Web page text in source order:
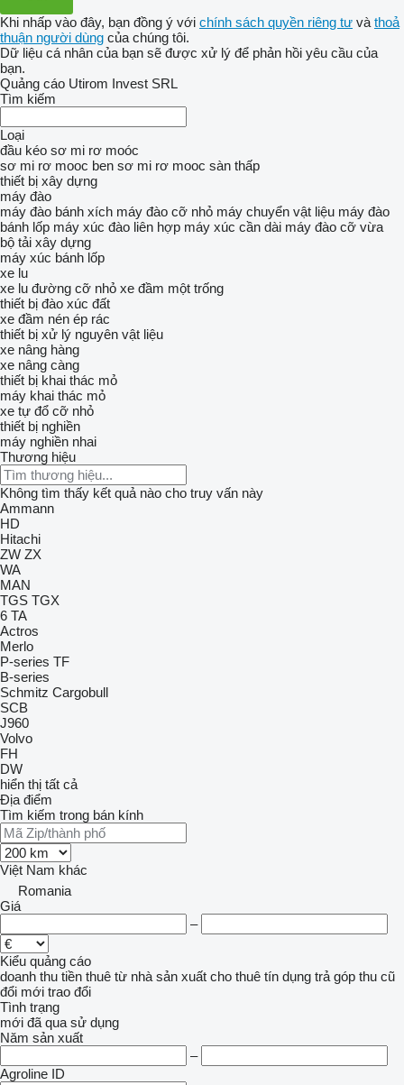
Khi nhấp vào đây, bạn đồng ý với chính sách quyền riêng tư và thoả
thuận người dùng của chúng tôi.
Dữ liệu cá nhân của bạn sẽ được xử lý để phản hồi yêu cầu của
bạn.
Quảng cáo Utirom Invest SRL
Tìm kiếm
Loại
đầu kéo sơ mi rơ moóc
sơ mi rơ mooc ben sơ mi rơ mooc sàn thấp
thiết bị xây dựng
máy đào
máy đào bánh xích máy đào cỡ nhỏ máy chuyển vật liệu máy đào
bánh lốp máy xúc đào liên hợp máy xúc cần dài máy đào cỡ vừa
bộ tải xây dựng
máy xúc bánh lốp
xe lu
xe lu đường cỡ nhỏ xe đầm một trống
thiết bị đào xúc đất
xe đầm nén ép rác
thiết bị xử lý nguyên vật liệu
xe nâng hàng
xe nâng càng
thiết bị khai thác mỏ
máy khai thác mỏ
xe tự đổ cỡ nhỏ
thiết bị nghiền
máy nghiền nhai
Thương hiệu
Không tìm thấy kết quả nào cho truy vấn này
Ammann
HD
Hitachi
ZW ZX
WA
MAN
TGS TGX
6 TA
Actros
Merlo
P-series TF
B-series
Schmitz Cargobull
SCB
J960
Volvo
FH
DW
hiển thị tất cả
Địa điểm
Tìm kiếm trong bán kính
Việt Nam khác
Romania
Giá
–
Kiểu quảng cáo
doanh thu tiền thuê từ nhà sản xuất cho thuê tín dụng trả góp thu cũ
đổi mới trao đổi
Tình trạng
mới đã qua sử dụng
Năm sản xuất
–
Agroline ID